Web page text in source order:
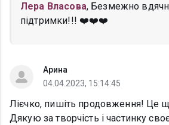
Лера Власова, Безмежно
підтримки!!! ❤️❤️❤️
Арина
04.04.2023, 15:14:45
Лієчко, пишіть продовження! Це
Дякую за творчість і частинку